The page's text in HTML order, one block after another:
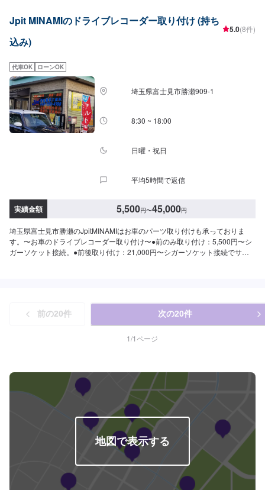
スもご提供しております。保険代理店業務にも力を入れ、お客様のカーライ
フを幅広く支えてまいります。オイル交換や車検、タイヤ交換などの基本的
な車のメンテナンスも承っておりますのでお困りの際はお気軽にご相談くだ
Jpit MINAMIのドライブレコーダー取り付け (持ち
込み)
5.0(8件)
代車OK ローンOK
埼玉県富士見市勝瀬909‐1
8:30 ~ 18:00
日曜・祝日
平均5時間で返信
実績金額 5,500円〜45,000円
埼玉県富士見市勝瀬のJpitMINAMIはお車のパーツ取り付けも承っておりま
す。〜お車のドライブレコーダー取り付け〜●前のみ取り付け：5,500円〜シ
ガーソケット接続。●前後取り付け：21,000円〜シガーソケット接続でサイ
い、そんなご経験はありませんか？ジェイピットミナミでは、ネットでご購
入いただいたパーツを取り付けることが可能です。クルマ好きの皆さんのピ
ットワーカーにおまかせください。【1】オファーにてお問い合わせ【2】お
見積り【3】お見積りにご納得いただければ作業開始【4】仕上がり次第納車
前の20件 次の20件
1/1ページ
地図で表示する